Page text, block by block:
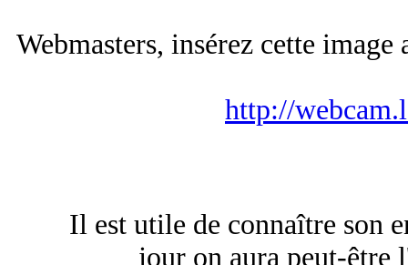
Webmasters, insérez cette
http://
Il est utile de connaître son
jour on aura peut-être